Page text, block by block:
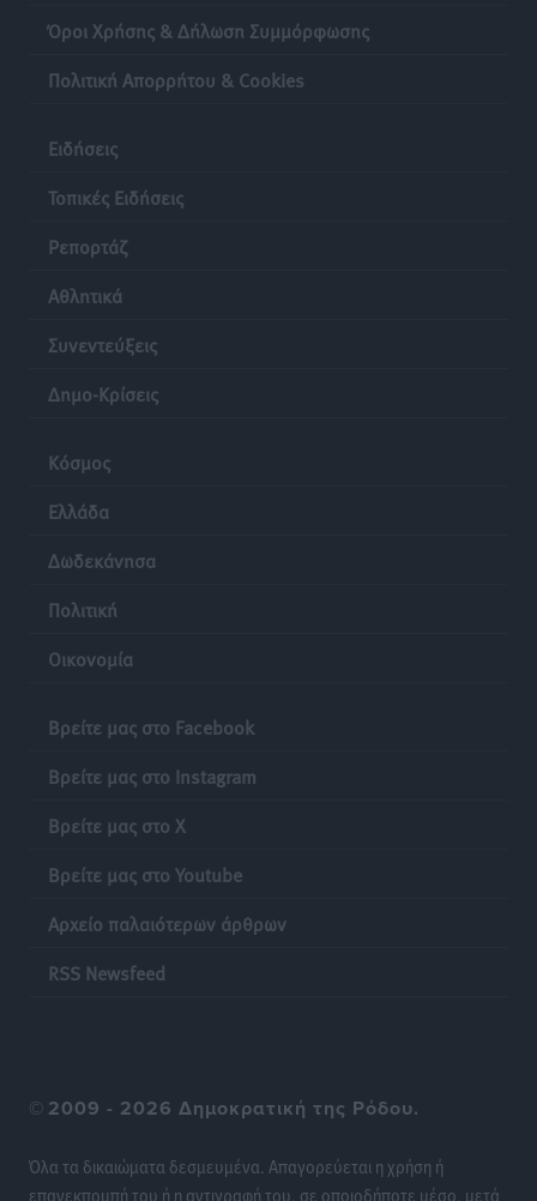
Όροι Χρήσης & Δήλωση Συμμόρφωσης
Πολιτική Απορρήτου & Cookies
Ειδήσεις
Τοπικές Ειδήσεις
Ρεπορτάζ
Αθλητικά
Συνεντεύξεις
Δημο-Κρίσεις
Κόσμος
Ελλάδα
Δωδεκάνησα
Πολιτική
Οικονομία
Βρείτε μας στο Facebook
Βρείτε μας στο Instagram
Βρείτε μας στο X
Βρείτε μας στο Youtube
Αρχείο παλαιότερων άρθρων
RSS Newsfeed
© 2009 - 2026 Δημοκρατική της Ρόδου.
Όλα τα δικαιώματα δεσμευμένα. Απαγορεύεται η χρήση ή
επανεκπομπή του ή η αντιγραφή του, σε οποιοδήποτε μέσο, μετά